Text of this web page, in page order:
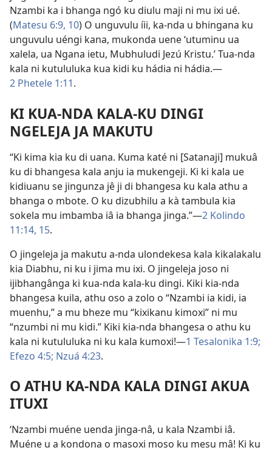
Nzambi ka i bhanga ngó ku diulu maji ni mu ixi ué.
(Matesu 6:9, 10) O unguvulu íii, ka-nda u bhingana ku
unguvulu uéngi kana, mukonda uene ‘utuminu ua
xalela, ua Ngana ietu, Mubhuludi Jezú Kristu.’ Tua-nda
kala ni kutululuka kua kidi ku hádia ni hádia.—
2 Phetele 1:11.
KI KUA-NDA KALA-KU DINGI
NGELEJA JA MAKUTU
“Ki kima kia ku di uana. Kuma katé ni [Satanaji] mukuâ
ku di bhangesa kala anju ia mukengeji. Ki ki kala ue
kidiuanu se jingunza jê ji di bhangesa ku kala athu a
bhanga o mbote. O ku dizubhilu a kà tambula kia
sokela mu imbamba iâ ia bhanga jinga.”—2 Kolindo
11:14, 15.
O jingeleja ja makutu a-nda ulondekesa kala kikalakalu
kia Diabhu, ni ku i jima mu ixi. O jingeleja joso ni
ijibhangânga ki kua-nda kala-ku dingi. Kiki kia-nda
bhangesa kuila, athu oso a zolo o “Nzambi ia kidi, ia
muenhu,” a mu bheze mu “kixikanu kimoxi” ni mu
“nzumbi ni mu kidi.” Kiki kia-nda bhangesa o athu ku
kala ni kutululuka ni ku kala kumoxi!—1 Tesalonika 1:9;
Efezo 4:5; Nzuá 4:23.
O ATHU KA-NDA KALA DINGI AKUA
ITUXI
‘Nzambi muéne uenda jinga-nâ, u kala Nzambi iâ.
Muéne u a kondona o masoxi moso ku mesu mâ! Ki ku